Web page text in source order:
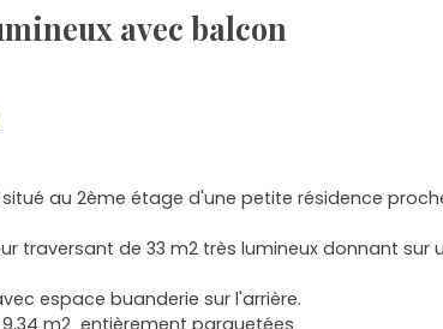
avec balcon
au 2ème étage d'une petite résidence
traversant de 33 m2 très lumineux donnant sur
espace buanderie sur l'arrière.